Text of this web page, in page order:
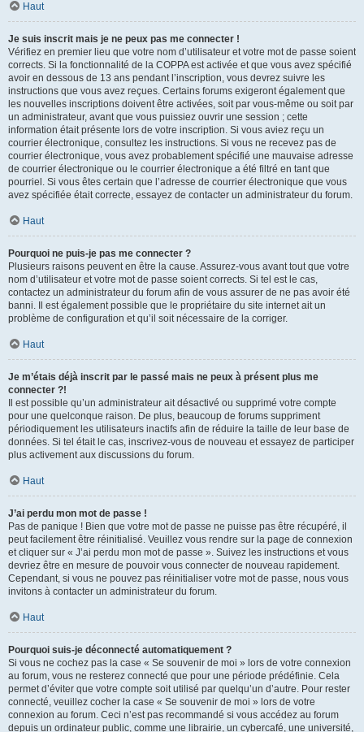
Haut
Je suis inscrit mais je ne peux pas me connecter !
Vérifiez en premier lieu que votre nom d’utilisateur et votre mot de passe soient
corrects. Si la fonctionnalité de la COPPA est activée et que vous avez spécifié
avoir en dessous de 13 ans pendant l’inscription, vous devrez suivre les
instructions que vous avez reçues. Certains forums exigeront également que
les nouvelles inscriptions doivent être activées, soit par vous-même ou soit par
un administrateur, avant que vous puissiez ouvrir une session ; cette
information était présente lors de votre inscription. Si vous aviez reçu un
courrier électronique, consultez les instructions. Si vous ne recevez pas de
courrier électronique, vous avez probablement spécifié une mauvaise adresse
de courrier électronique ou le courrier électronique a été filtré en tant que
pourriel. Si vous êtes certain que l’adresse de courrier électronique que vous
avez spécifiée était correcte, essayez de contacter un administrateur du forum.
Haut
Pourquoi ne puis-je pas me connecter ?
Plusieurs raisons peuvent en être la cause. Assurez-vous avant tout que votre
nom d’utilisateur et votre mot de passe soient corrects. Si tel est le cas,
contactez un administrateur du forum afin de vous assurer de ne pas avoir été
banni. Il est également possible que le propriétaire du site internet ait un
problème de configuration et qu’il soit nécessaire de la corriger.
Haut
Je m’étais déjà inscrit par le passé mais ne peux à présent plus me
connecter ?!
Il est possible qu’un administrateur ait désactivé ou supprimé votre compte
pour une quelconque raison. De plus, beaucoup de forums suppriment
périodiquement les utilisateurs inactifs afin de réduire la taille de leur base de
données. Si tel était le cas, inscrivez-vous de nouveau et essayez de participer
plus activement aux discussions du forum.
Haut
J’ai perdu mon mot de passe !
Pas de panique ! Bien que votre mot de passe ne puisse pas être récupéré, il
peut facilement être réinitialisé. Veuillez vous rendre sur la page de connexion
et cliquer sur « J’ai perdu mon mot de passe ». Suivez les instructions et vous
devriez être en mesure de pouvoir vous connecter de nouveau rapidement.
Cependant, si vous ne pouvez pas réinitialiser votre mot de passe, nous vous
invitons à contacter un administrateur du forum.
Haut
Pourquoi suis-je déconnecté automatiquement ?
Si vous ne cochez pas la case « Se souvenir de moi » lors de votre connexion
au forum, vous ne resterez connecté que pour une période prédéfinie. Cela
permet d’éviter que votre compte soit utilisé par quelqu’un d’autre. Pour rester
connecté, veuillez cocher la case « Se souvenir de moi » lors de votre
connexion au forum. Ceci n’est pas recommandé si vous accédez au forum
depuis un ordinateur public, comme une librairie, un cybercafé, une université,